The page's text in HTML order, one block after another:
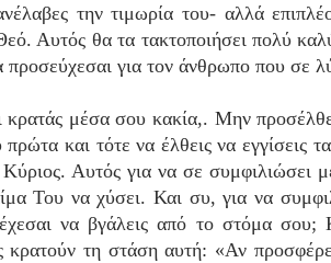
την τιμωρία του- αλλά
Αυτός θα τα τακτοποιήσει πολύ
προσεύχεσαι για τον άνθρωπο που σε
μέσα σου κακία,. Μην
και τότε να έλθεις να εγγίσεις
Αυτός για να σε συμφιλιώσει
Του να χύσει. Και συ, για να
να βγάλεις από το στόμα σου;
κρατούν τη στάση αυτή: «Αν